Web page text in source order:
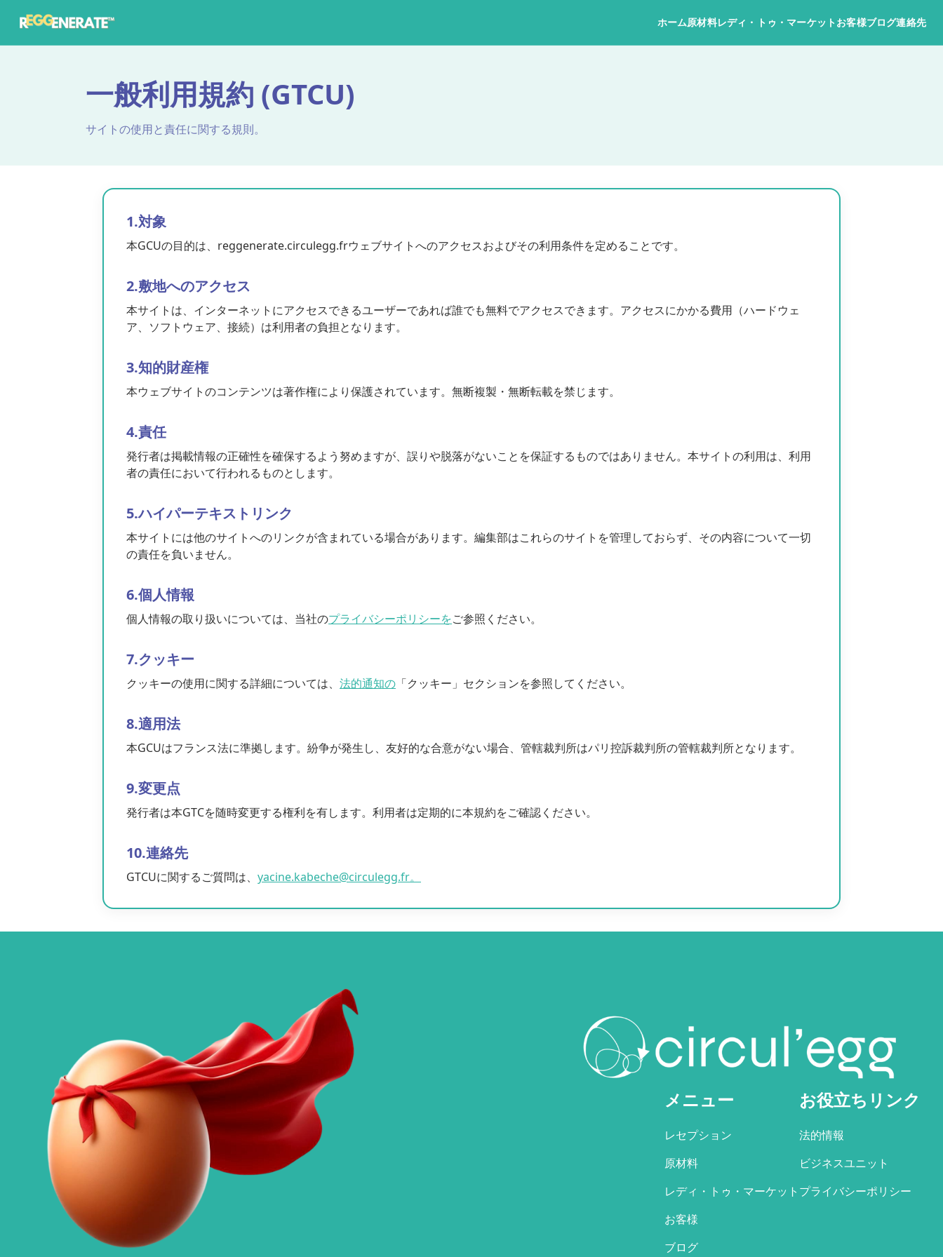
ホーム原材料レディ・トゥ・マーケットお客様ブログ連絡先
一般利用規約 (GTCU)
サイトの使用と責任に関する規則。
1.対象
本GCUの目的は、reggenerate.circulegg.frウェブサイトへのアクセスおよびその利用条件を定めることです。
2.敷地へのアクセス
本サイトは、インターネットにアクセスできるユーザーであれば誰でも無料でアクセスできます。アクセスにかかる費用（ハードウェ
ア、ソフトウェア、接続）は利用者の負担となります。
3.知的財産権
本ウェブサイトのコンテンツは著作権により保護されています。無断複製・無断転載を禁じます。
4.責任
発行者は掲載情報の正確性を確保するよう努めますが、誤りや脱落がないことを保証するものではありません。本サイトの利用は、利用
者の責任において行われるものとします。
5.ハイパーテキストリンク
本サイトには他のサイトへのリンクが含まれている場合があります。編集部はこれらのサイトを管理しておらず、その内容について一切
の責任を負いません。
6.個人情報
個人情報の取り扱いについては、当社のプライバシーポリシーをご参照ください。
7.クッキー
クッキーの使用に関する詳細については、 法的通知の 「クッキー」セクションを参照してください。
8.適用法
本GCUはフランス法に準拠します。紛争が発生し、友好的な合意がない場合、管轄裁判所はパリ控訴裁判所の管轄裁判所となります。
9.変更点
発行者は本GTCを随時変更する権利を有します。利用者は定期的に本規約をご確認ください。
10.連絡先
GTCUに関するご質問は、 yacine.kabeche@circulegg.fr。
メニュー
レセプション
原材料
レディ・トゥ・マーケット
お客様
ブログ
お役立ちリンク
法的情報
ビジネスユニット
プライバシーポリシー